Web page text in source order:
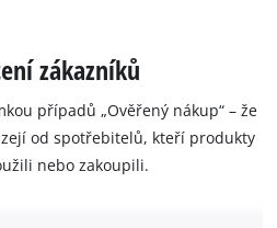
zákazníků
případů „Ověřený nákup“ – že
od spotřebitelů, kteří produkty
nebo zakoupili.